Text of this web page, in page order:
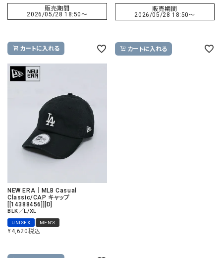
販売期間
2026/05/28 18:50〜
カートに入れる
販売期間
2026/05/28 18:50〜
カートに入れる
NEW ERA｜MLB Casual
Classic/CAP キャップ
[[14388456]][D]
BLK／L/XL
UNISEX MEN'S
¥4,620税込